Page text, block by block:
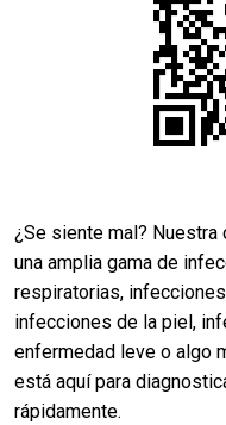
¿Se siente mal?
una amplia gama de
respiratorias,
infecciones de la piel,
enfermedad leve o algo
está aquí para
rápidamente.